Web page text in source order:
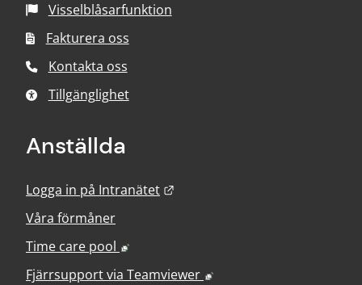
Visselblåsarfunktion
Fakturera oss
Kontakta oss
Tillgänglighet
Anställda
Logga in på Intranätet
Våra förmåner
Time care pool
Länk till annan webbplats, öppnas i
Fjärrsupport via Teamviewer Länk till annan